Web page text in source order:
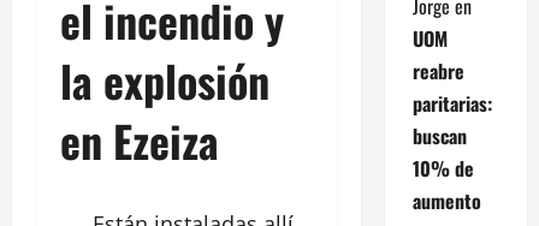
el incendio y
la explosión
en Ezeiza
UOM
reabre
paritarias:
buscan
10% de
aumento